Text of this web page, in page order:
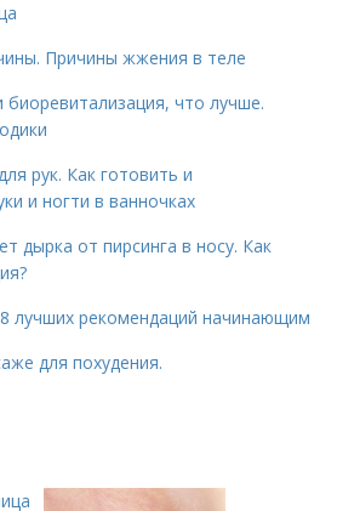
Причины жжения в теле
что лучше.
рук. Как готовить и
и ногти в ванночках
дырка от пирсинга в носу. Как
лучших рекомендаций начинающим
для похудения.